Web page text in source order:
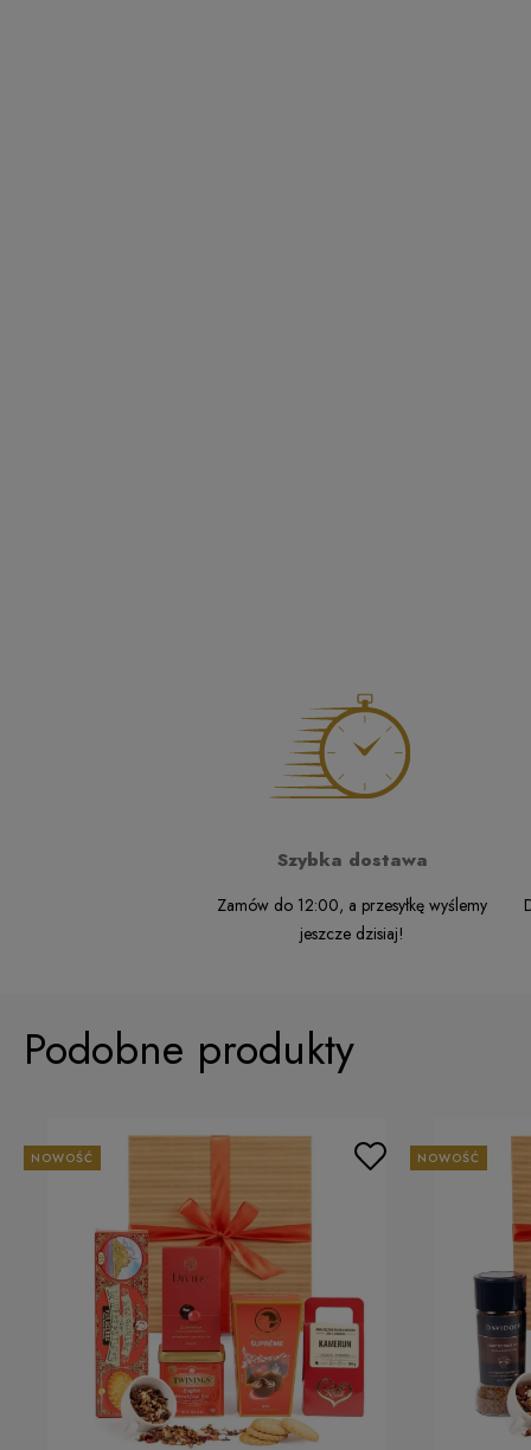
Szybka dostawa
Zamów do 12:00, a przesyłkę wyślemy
jeszcze dzisiaj!
Podobne produkty
NOWOŚĆ NOWOŚĆ